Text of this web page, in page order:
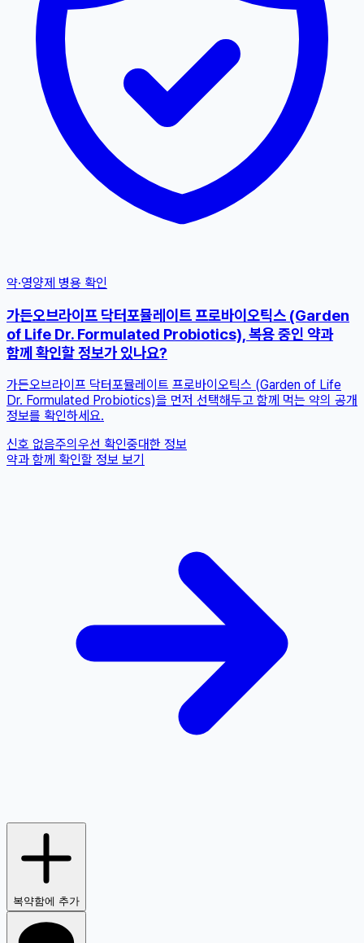
약·영양제 병용 확인
가든오브라이프 닥터포뮬레이트 프로바이오틱스 (Garden
of Life Dr. Formulated Probiotics), 복용 중인 약과
함께 확인할 정보가 있나요?
가든오브라이프 닥터포뮬레이트 프로바이오틱스 (Garden of Life
Dr. Formulated Probiotics)을 먼저 선택해두고 함께 먹는 약의 공개
정보를 확인하세요.
신호 없음주의 우선 확인중대한 정보
약과 함께 확인할 정보 보기
복약함에 추가